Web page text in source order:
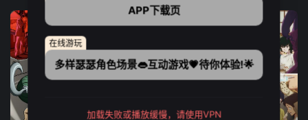
APP下载页
在线游玩
多样瑟瑟角色场景👄互动游戏💗待你体验!🌟
加载失败或播放缓慢，请使用VPN